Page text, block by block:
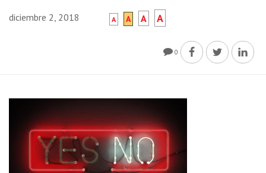
diciembre 2, 2018 A A A A
0